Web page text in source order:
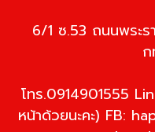
6/1 ซ.53 ถนนพระ
ก
โทร.0914901555
หน้าด้วยนะคะ) FB: